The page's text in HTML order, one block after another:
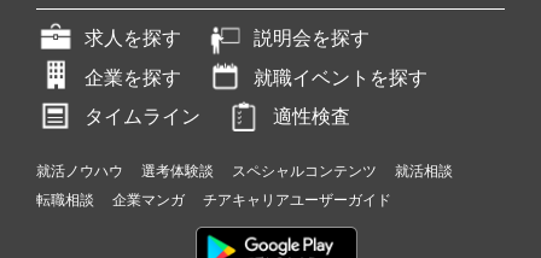
求人を探す
説明会を探す
企業を探す
就職イベントを探す
タイムライン
適性検査
就活ノウハウ 選考体験談 スペシャルコンテンツ
就活相談
転職相談
企業マンガ チアキャリアユーザーガイド